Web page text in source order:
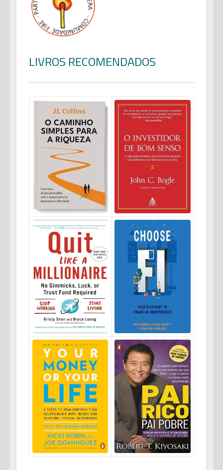
LIVROS RECOMENDADOS